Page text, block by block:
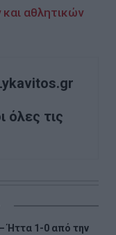
αθλητικών
όλες τις
Ήττα 1-0 από την